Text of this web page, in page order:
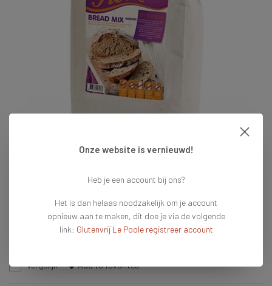
Niet op voorraad
Vergelijk Add to favorites
Onze website is vernieuwd!
Heb je een account bij ons?
Het is dan helaas noodzakelijk om je account
opnieuw aan te maken, dit doe je via de volgende
link: Glutenvrij Le Poole registreer account